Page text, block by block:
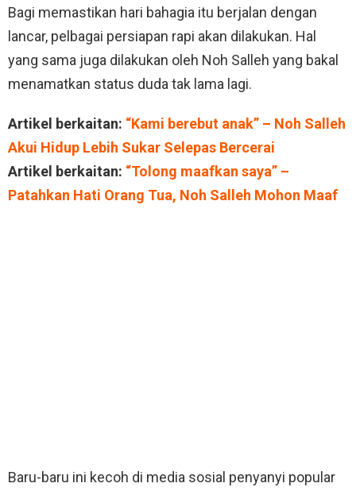
Bagi memastikan hari bahagia itu berjalan dengan
lancar, pelbagai persiapan rapi akan dilakukan. Hal
yang sama juga dilakukan oleh Noh Salleh yang bakal
menamatkan status duda tak lama lagi.
Artikel berkaitan: “Kami berebut anak” – Noh Salleh
Akui Hidup Lebih Sukar Selepas Bercerai
Artikel berkaitan: “Tolong maafkan saya” –
Patahkan Hati Orang Tua, Noh Salleh Mohon Maaf
Baru-baru ini kecoh di media sosial penyanyi popular